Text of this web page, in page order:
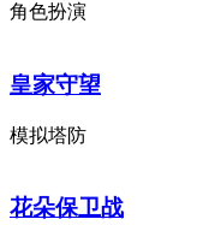
角色扮演
皇家守望
模拟塔防
花朵保卫战